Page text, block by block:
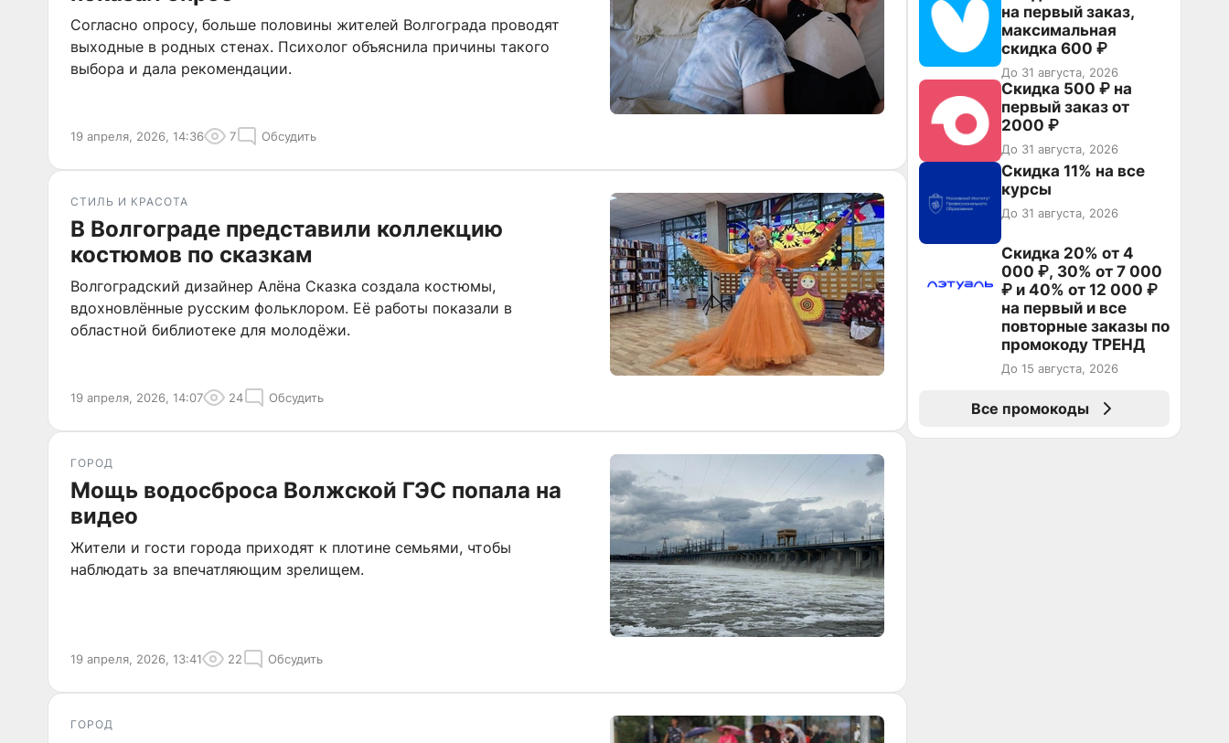
Согласно опросу, больше половины жителей Волгограда проводят
выходные в родных стенах. Психолог объяснила причины такого
выбора и дала рекомендации.
19 апреля, 2026, 14:36 7 Обсудить
СТИЛЬ И КРАСОТА
В Волгограде представили коллекцию
костюмов по сказкам
Волгоградский дизайнер Алёна Сказка создала костюмы,
вдохновлённые русским фольклором. Её работы показали в
областной библиотеке для молодёжи.
19 апреля, 2026, 14:07 24 Обсудить
ГОРОД
Мощь водосброса Волжской ГЭС попала на
видео
Жители и гости города приходят к плотине семьями, чтобы
наблюдать за впечатляющим зрелищем.
19 апреля, 2026, 13:41 22 Обсудить
ГОРОД
на первый заказ,
максимальная
скидка 600 ₽
До 31 августа, 2026
Скидка 500 ₽ на
первый заказ от
2000 ₽
До 31 августа, 2026
Скидка 11% на все
курсы
До 31 августа, 2026
Скидка 20% от 4
000 ₽, 30% от 7 000
₽ и 40% от 12 000 ₽
на первый и все
повторные заказы по
промокоду ТРЕНД
До 15 августа, 2026
Все промокоды